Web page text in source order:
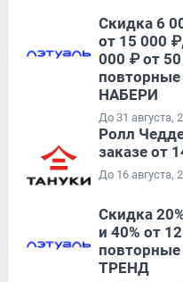
Скидка 6
от 15 000
000 ₽ от
НАБЕРИ
До 31 августа,
Ролл
заказе от
До 16 августа,
Скидка
и 40% от
ТРЕНД